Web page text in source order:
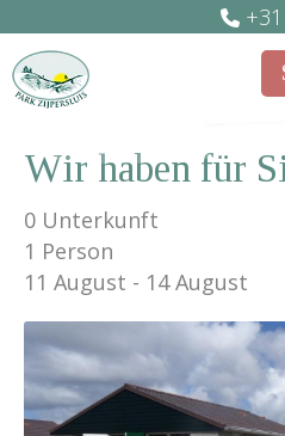
Wir haben für
0 Unterkunft
1 Person
11 August
14 August